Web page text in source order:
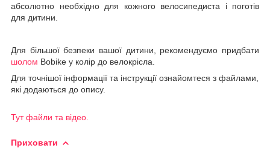
абсолютно необхідно для кожного велосипедиста і поготів
для дитини.
Для більшої безпеки вашої дитини, рекомендуємо придбати
шолом Bobike у колір до велокрісла.
Для точнішої інформації та інструкції ознайомтеся з файлами,
які додаються до опису.
Тут файли та відео.
Приховати